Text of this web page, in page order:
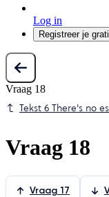
Log in
Registreer je
Vraag 18
Tekst 6 There's no
Vraag 18
Vraag 17